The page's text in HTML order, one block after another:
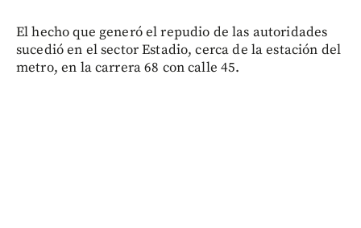
El hecho que generó el repudio de las autoridades
sucedió en el sector Estadio, cerca de la estación del
metro, en la carrera 68 con calle 45.